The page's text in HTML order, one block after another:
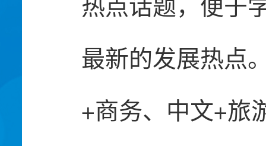
最新的发展热点
+商务、中文+旅